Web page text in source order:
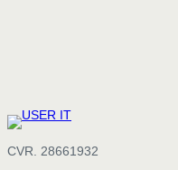
CVR. 28661932